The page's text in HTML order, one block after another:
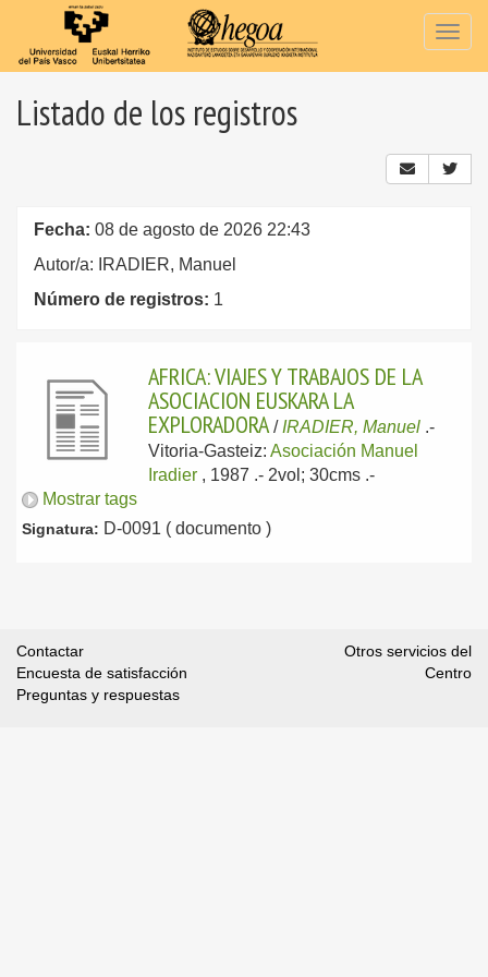
Listado de los registros
Fecha: 08 de agosto de 2026 22:43
Autor/a: IRADIER, Manuel
Número de registros: 1
AFRICA: VIAJES Y TRABAJOS DE LA
ASOCIACION EUSKARA LA
EXPLORADORA / IRADIER, Manuel .-
Vitoria-Gasteiz: Asociación Manuel
Iradier , 1987 .- 2vol; 30cms .-
Mostrar tags
Signatura: D-0091 ( documento )
Contactar
Encuesta de satisfacción
Preguntas y respuestas
Otros servicios del
Centro